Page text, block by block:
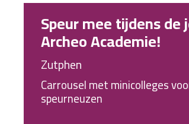
Speur mee tijdens de
Archeo Academie!
Zutphen
Carrousel met minicolleges
speurneuzen